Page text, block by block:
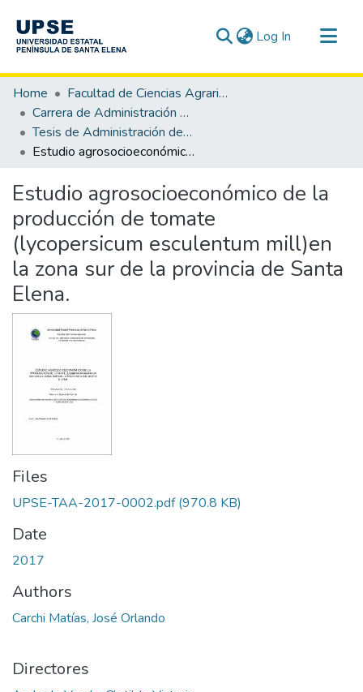
Log In (current)
Communities & Collections
All of DSpace
Statistics
Home
Facultad de Ciencias Agrarias
Carrera de Administración de Empresas Agropecuarias y Agronegocios
Tesis de Administración de Empresas Agropecuarias y Agronegocios
Estudio agrosocioeconómico de la producción de tomate (lycopersicum esculentum mill)en la zona sur de la provincia de Santa Elena.
Estudio agrosocioeconómico de la
producción de tomate
(lycopersicum esculentum mill)en
la zona sur de la provincia de Santa
Elena.
Files
UPSE-TAA-2017-0002.pdf(970.8 KB)
Date
2017
Authors
Carchi Matías, José Orlando
Directores